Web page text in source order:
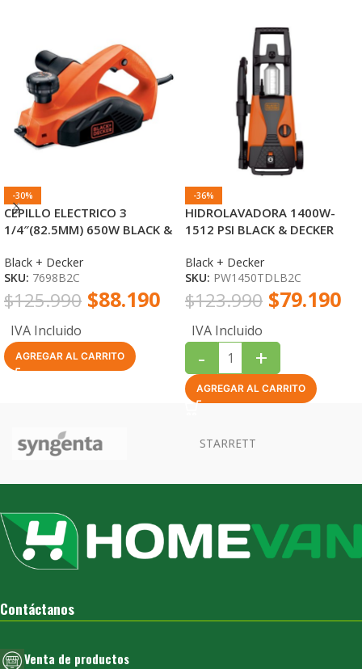
-30%
CEPILLO ELECTRICO 3
1/4″(82.5MM) 650W BLACK &
Black + Decker
SKU: 7698B2C
$125.990 $88.190
IVA Incluido
AGREGAR AL CARRITO
-36%
HIDROLAVADORA 1400W-
1512 PSI BLACK & DECKER
Black + Decker
SKU: PW1450TDLB2C
$123.990 $79.190
IVA Incluido
- +
AGREGAR AL CARRITO
Contáctanos
Venta de productos